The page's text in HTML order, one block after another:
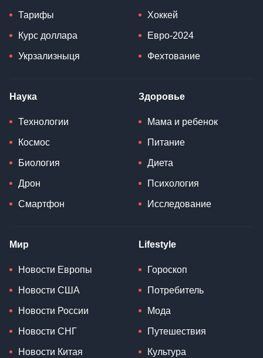
Тарифы
Курс доллара
Укрзализныця
Хоккей
Евро-2024
Фехтование
Наука
Технологии
Космос
Биология
Дрон
Смартфон
Здоровье
Мама и ребенок
Питание
Диета
Психология
Исследование
Мир
Новости Европы
Новости США
Новости России
Новости СНГ
Новости Китая
Lifestyle
Гороскоп
Потребитель
Мода
Путешествия
Культура